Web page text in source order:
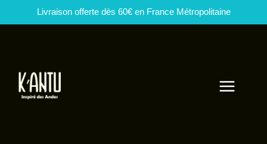
Livraison offerte dès 60€ en France Métropolitaine